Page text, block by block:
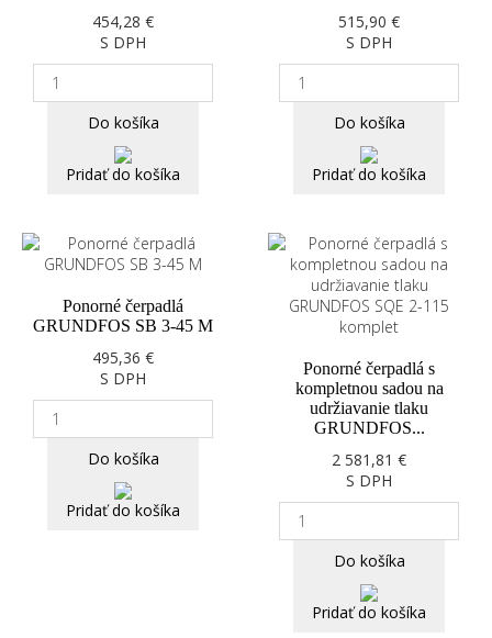
454,28 €
S DPH
Do košíka
Pridať do košíka
515,90 €
S DPH
Do košíka
Pridať do košíka
Ponorné čerpadlá
GRUNDFOS SB 3-45 M
495,36 €
S DPH
Do košíka
Pridať do košíka
Ponorné čerpadlá s
kompletnou sadou na
udržiavanie tlaku
GRUNDFOS...
2 581,81 €
S DPH
Do košíka
Pridať do košíka